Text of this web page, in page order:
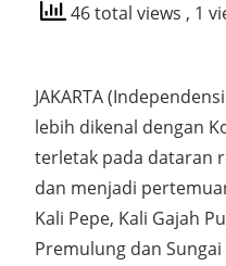
46 total views , 1
JAKARTA
lebih dikenal dengan
terletak pada dataran
dan menjadi
Kali Pepe, Kali Gajah
Premulung dan